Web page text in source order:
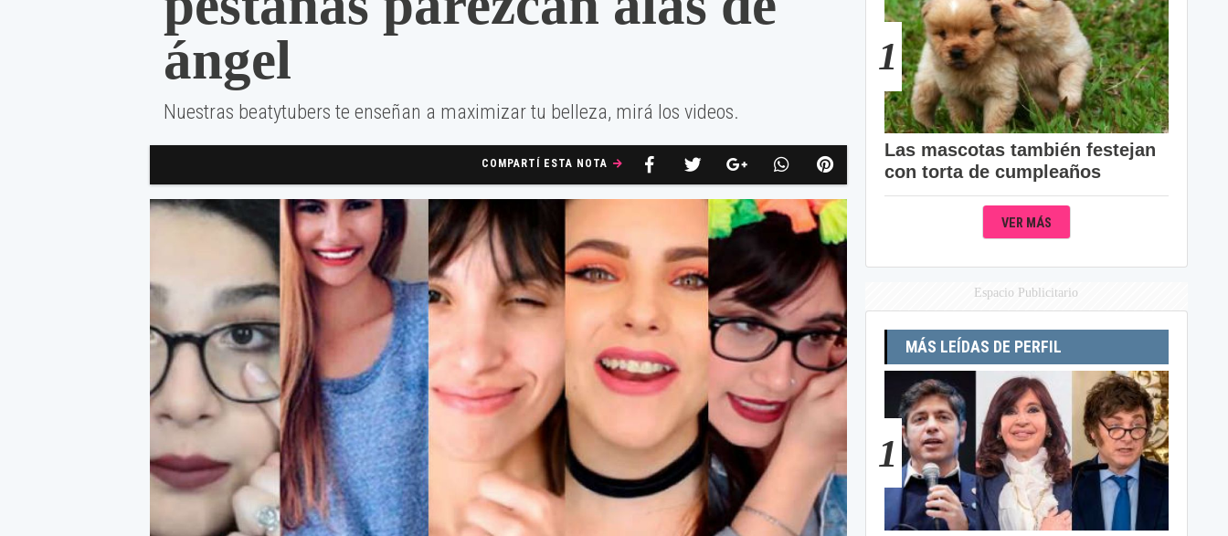
ángel
Nuestras beatytubers te enseñan a maximizar tu belleza, mirá los videos.
COMPARTÍ ESTA NOTA
1
Las mascotas también festejan
con torta de cumpleaños
VER MÁS
Espacio Publicitario
MÁS LEÍDAS DE PERFIL
1